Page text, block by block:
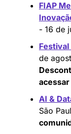
FIAP
- 16 de
AI &
São